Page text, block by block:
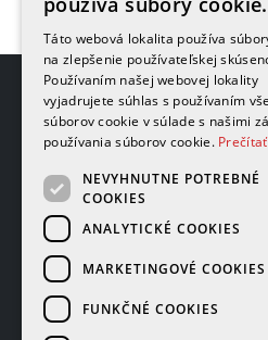
Adresa
GAMAPLYN s.r.o.
Železničná 570/8
Slovensko
Táto webová lokalita používa
na zlepšenie používateľskej
Používaním našej webovej lokality
vyjadrujete súhlas s používaním
súborov cookie v súlade s našimi
používania súborov cookie.
NEVYHNUTNE POTREBNÉ
COOKIES
ANALYTICKÉ COOKIES
MARKETINGOVÉ COOKIES
FUNKČNÉ COOKIES